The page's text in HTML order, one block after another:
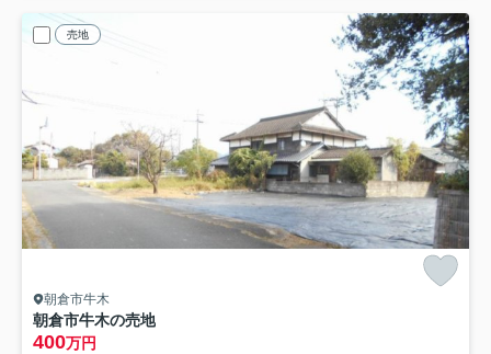
売地
朝倉市牛木
朝倉市牛木の売地
400万円